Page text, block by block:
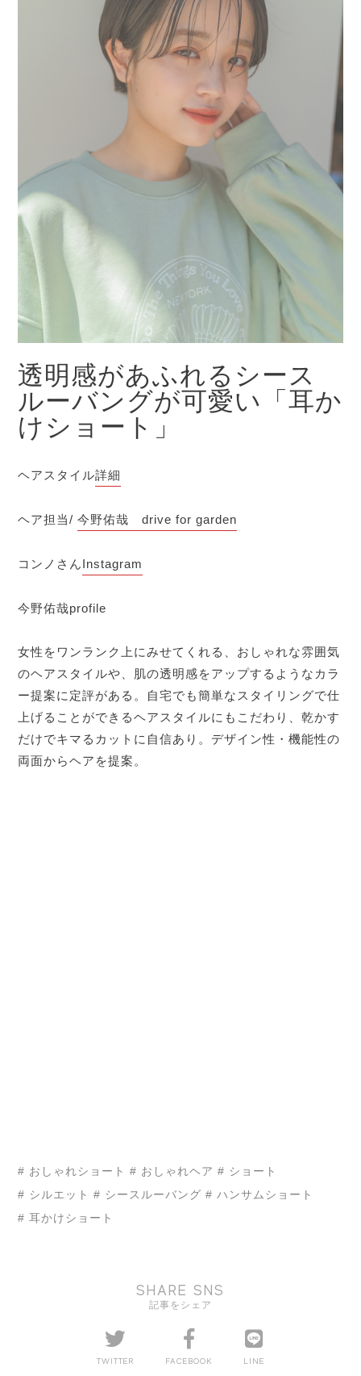
透明感があふれるシース
ルーバングが可愛い「耳か
けショート」
ヘアスタイル詳細
ヘア担当/今野佑哉 drive for garden
コンノさんInstagram
今野佑哉profile
女性をワンランク上にみせてくれる、おしゃれな雰囲気
のヘアスタイルや、肌の透明感をアップするようなカラ
ー提案に定評がある。自宅でも簡単なスタイリングで仕
上げることができるヘアスタイルにもこだわり、乾かす
だけでキマるカットに自信あり。デザイン性・機能性の
両面からヘアを提案。
# おしゃれショート # おしゃれヘア # ショート
# シルエット # シースルーバング # ハンサムショート
# 耳かけショート
SHARE SNS
記事をシェア
TWITTER FACEBOOK LINE